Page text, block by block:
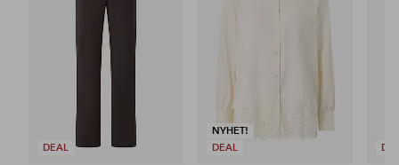
DEAL
NYHET!
DEAL